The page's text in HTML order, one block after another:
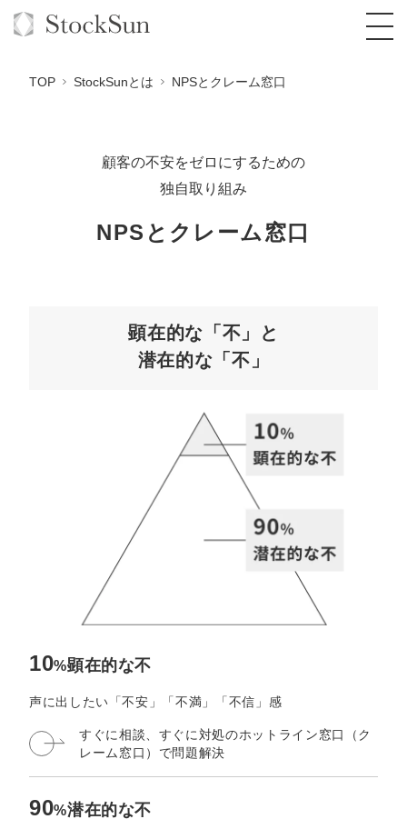
オーダーメイド支援
コンサルタント一覧
定額制Webマーケティング代行『マキトルく
定額制採用代行・RPO『トルトルくん』
定額LINE運用代行『LINEマキトルくん』
オリジナルサービス
拡散付1日密着動画制作『まるごと社長』
1本無料で記事を制作『SEOトライアル』
定額制LP制作・改善『最強LP』
採用YouTubeチャンネル構築『トリトル』
YouTubeディレクター
ミッション・ビジョン・バリュー
代表メッセージ（岩野圭佑）
取締役メッセージ（株本祐己）
認定パートナー
動画ディレクター
営業
インターン
正社員
マーケマネージャー
TOP StockSunとは NPSとクレーム窓口
顧客の不安をゼロにするための
独自取り組み
NPSとクレーム窓口
顕在的な「不」と
潜在的な「不」
10%顕在的な不
声に出したい「不安」「不満」「不信」感
すぐに相談、すぐに対処のホットライン窓口（ク
レーム窓口）で問題解決
90%潜在的な不